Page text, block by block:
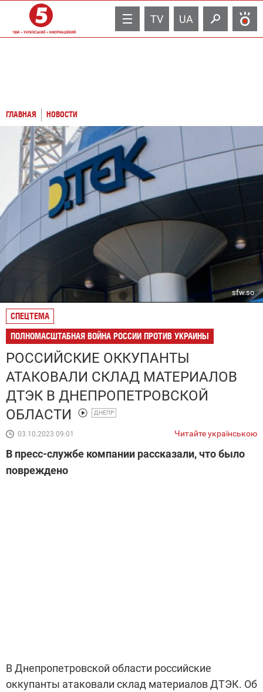
TV UA
ГЛАВНАЯ НОВОСТИ
sfw.so
СПЕЦТЕМА
ПОЛНОМАСШТАБНАЯ ВОЙНА РОССИИ ПРОТИВ УКРАИНЫ
РОССИЙСКИЕ ОККУПАНТЫ
АТАКОВАЛИ СКЛАД МАТЕРИАЛОВ
ДТЭК В ДНЕПРОПЕТРОВСКОЙ
ОБЛАСТИ
ДНЕПР
03.10.2023 09:01 Читайте українською
В пресс-службе компании рассказали, что было
повреждено
В Днепропетровской области российские
оккупанты атаковали склад материалов ДТЭК. Об